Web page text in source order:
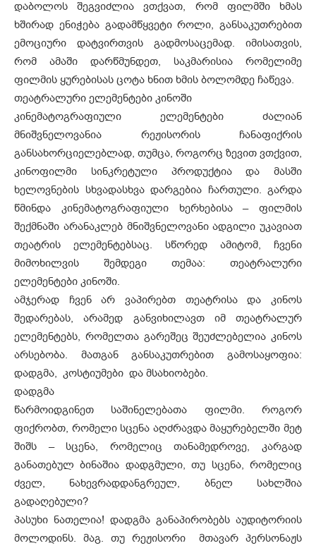
დაბოლოს შეგვიძლია ვთქვათ, რომ ფილმში ხმას
ხშირად ენიჭება გადამწყვეტი როლი, განსაკუთრებით
ემოციური დატვირთვის გადმოსაცემად. იმისათვის,
რომ ამაში დარწმუნდეთ, საკმარისია რომელიმე
ფილმის ყურებისას ცოტა ხნით ხმის ბოლომდე ჩაწევა.
თეატრალური ელემენტები კინოში
კინემატოგრაფიული ელემენტები ძალიან
მნიშვნელოვანია რეჟისორის ჩანაფიქრის
განსახორციელებლად, თუმცა, როგორც ზევით ვთქვით,
კინოფილმი სინკრეტული პროდუქტია და მასში
ხელოვნების სხვადასხვა დარგებია ჩართული. გარდა
წმინდა კინემატოგრაფიული ხერხებისა – ფილმის
შექმნაში არანაკლებ მნიშვნელოვანი ადგილი უკავიათ
თეატრის ელემენტებსაც. სწორედ ამიტომ, ჩვენი
მიმოხილვის შემდეგი თემაა: თეატრალური
ელემენტები კინოში.
ამჯერად ჩვენ არ ვაპირებთ თეატრისა და კინოს
შედარებას, არამედ განვიხილავთ იმ თეატრალურ
ელემენტებს, რომელთა გარეშეც შეუძლებელია კინოს
არსებობა. მათგან განსაკუთრებით გამოსაყოფია:
დადგმა, კოსტიუმები და მსახიობები.
დადგმა
წარმოიდგინეთ საშინელებათა ფილმი. როგორ
ფიქრობთ, რომელი სცენა აღძრავდა მაყურებელში მეტ
შიშს – სცენა, რომელიც თანამედროვე, კარგად
განათებულ ბინაშია დადგმული, თუ სცენა, რომელიც
ძველ, ნახევრადდანგრეულ, ბნელ სახლშია
გადაღებული?
პასუხი ნათელია! დადგმა განაპირობებს აუდიტორიის
მოლოდინს. მაგ. თუ რეჟისორი მთავარ პერსონაჟს